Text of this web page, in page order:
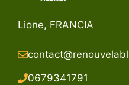
Lione, FRANCIA
0679341791